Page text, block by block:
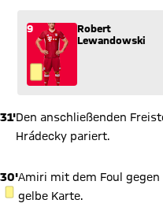
9
Robert
Lewandowski
31'Den anschließenden
Hrádecky pariert.
30'
GELBE KARTE
Amiri mit dem Foul
gelbe Karte.